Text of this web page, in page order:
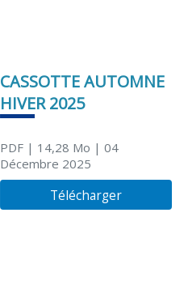
CASSOTTE AUTOMNE
HIVER 2025
PDF| 14,28 Mo | 04
Décembre 2025
Télécharger